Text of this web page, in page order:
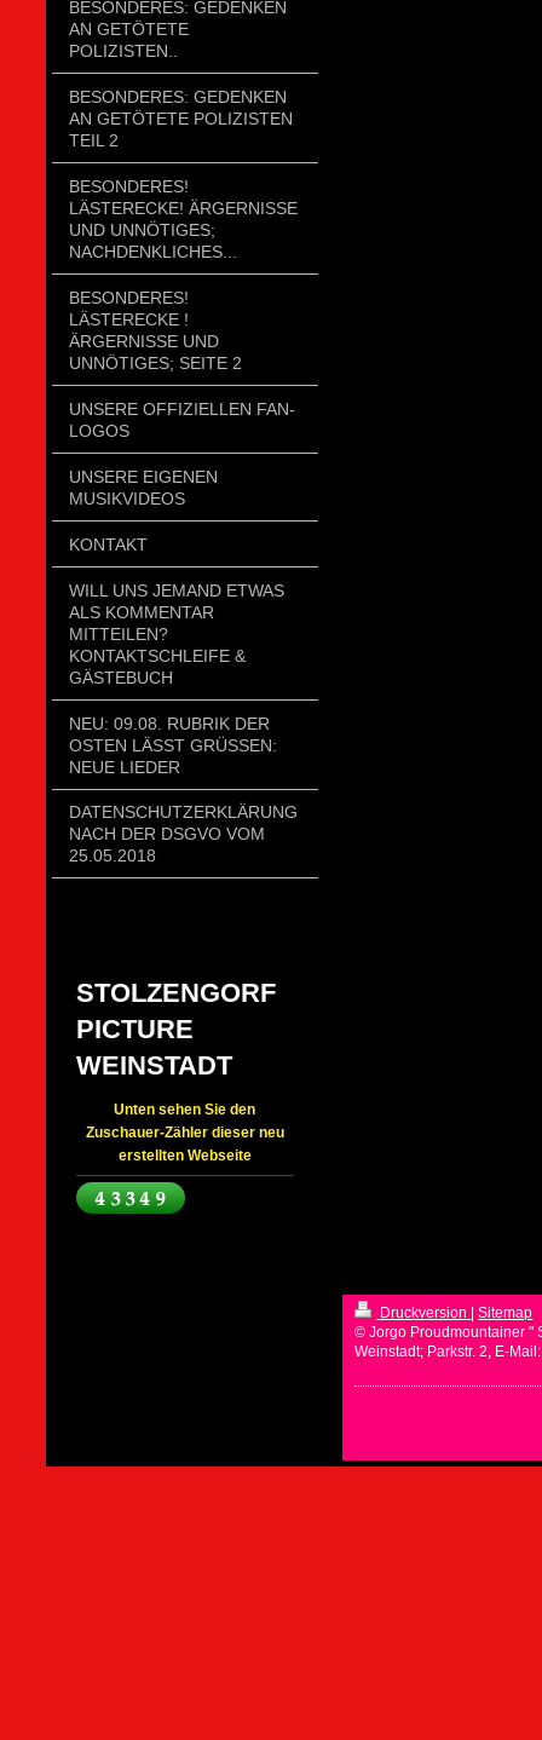
BESONDERES: GEDENKEN
AN GETÖTETE
POLIZISTEN..
BESONDERES: GEDENKEN
AN GETÖTETE POLIZISTEN
TEIL 2
BESONDERES!
LÄSTERECKE! ÄRGERNISSE
UND UNNÖTIGES;
NACHDENKLICHES...
BESONDERES!
LÄSTERECKE !
ÄRGERNISSE UND
UNNÖTIGES; SEITE 2
UNSERE OFFIZIELLEN FAN-
LOGOS
UNSERE EIGENEN
MUSIKVIDEOS
KONTAKT
WILL UNS JEMAND ETWAS
ALS KOMMENTAR
MITTEILEN?
KONTAKTSCHLEIFE &
GÄSTEBUCH
NEU: 09.08. RUBRIK DER
OSTEN LÄSST GRÜSSEN:
NEUE LIEDER
DATENSCHUTZERKLÄRUNG
NACH DER DSGVO VOM
25.05.2018
STOLZENGORF
PICTURE
WEINSTADT
Unten sehen Sie den
Zuschauer-Zähler dieser neu
erstellten Webseite
Druckversion
Sitemap
© Jorgo Proudmountainer "
Weinstadt; Parkstr. 2, E-